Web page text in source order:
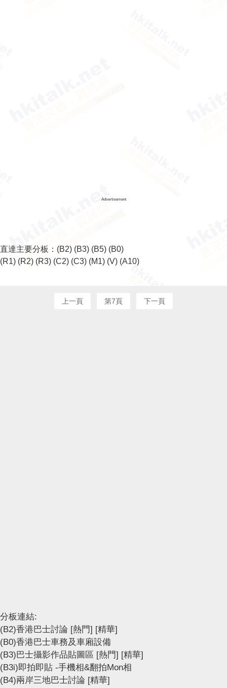
Advertisement
直達主要分板： (B2) (B3) (B5) (B0)
(R1) (R2) (R3) (C2) (C3) (M1) (V) (A10)
上一頁 第7頁 下一頁
分板連結:
(B2)香港巴士討論 [熱門] [精華]
(B0)香港巴士車務及車廂設備
(B3)巴士攝影作品貼圖區 [熱門] [精華]
(B3i)即拍即貼 -手機相&翻拍Mon相
(B4)兩岸三地巴士討論 [精華]